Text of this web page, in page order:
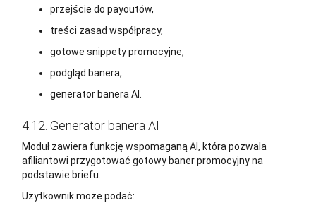
przejście do payoutów,
treści zasad współpracy,
gotowe snippety promocyjne,
podgląd banera,
generator banera AI.
4.12. Generator banera AI
Moduł zawiera funkcję wspomaganą AI, która pozwala
afiliantowi przygotować gotowy baner promocyjny na
podstawie briefu.
Użytkownik może podać: